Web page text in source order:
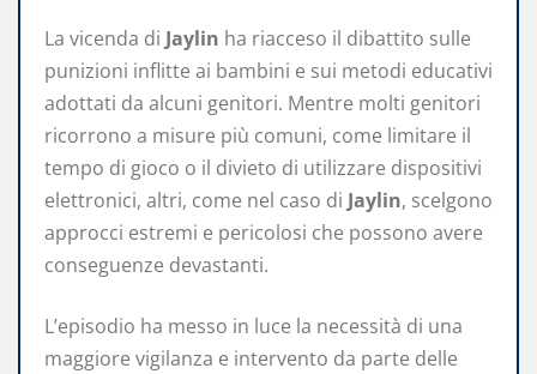
La vicenda di Jaylin ha riacceso il dibattito sulle
punizioni inflitte ai bambini e sui metodi educativi
adottati da alcuni genitori. Mentre molti genitori
ricorrono a misure più comuni, come limitare il
tempo di gioco o il divieto di utilizzare dispositivi
elettronici, altri, come nel caso di Jaylin, scelgono
approcci estremi e pericolosi che possono avere
conseguenze devastanti.
L’episodio ha messo in luce la necessità di una
maggiore vigilanza e intervento da parte delle